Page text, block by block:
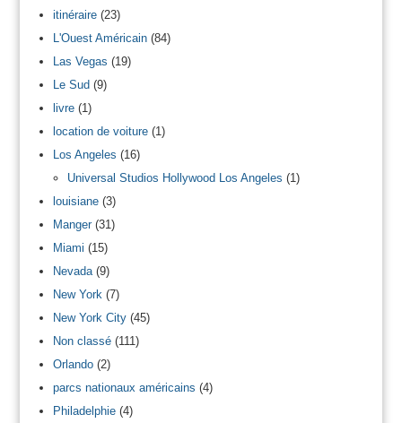
itinéraire(23)
L'Ouest Américain(84)
Las Vegas (19)
Le Sud(9)
livre(1)
location de voiture(1)
Los Angeles (16)
Universal Studios Hollywood Los Angeles (1)
louisiane(3)
Manger(31)
Miami (15)
Nevada(9)
New York (7)
New York City(45)
Non classé(111)
Orlando(2)
parcs nationaux américains (4)
Philadelphie(4)